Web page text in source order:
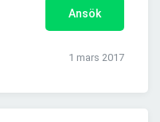
Ansök
1 mars 2017